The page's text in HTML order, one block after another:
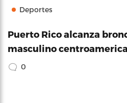
Deportes
Puerto Rico alcanza
masculino
0